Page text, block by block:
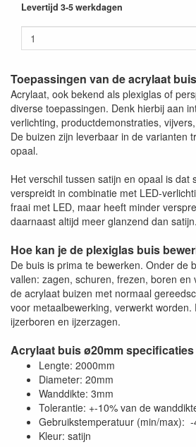
Levertijd 3-5 werkdagen
Toepassingen van de acrylaat
Acrylaat, ook bekend als plexiglas of
diverse toepassingen. Denk hierbij aan
verlichting, productdemonstraties,
De buizen zijn leverbaar in de varianten
opaal.
Het verschil tussen satijn en opaal is dat
verspreidt in combinatie met LED-
fraai met LED, maar heeft minder
daarnaast altijd meer glanzend dan satijn.
Hoe kan je de plexiglas buis
De buis is prima te bewerken. Onder de
vallen: zagen, schuren, frezen, boren en
de acrylaat buizen met normaal
voor metaalbewerking, verwerkt worden.
ijzerboren en ijzerzagen.
Acrylaat buis ø20mm specificaties
Lengte: 2000mm
Diameter: 20mm
Wanddikte: 3mm
Tolerantie: +-10% van de
Gebruikstemperatuur (min/max): -
Kleur: satijn